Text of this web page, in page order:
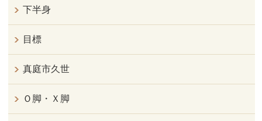
下半身
目標
真庭市久世
Ｏ脚・Ｘ脚